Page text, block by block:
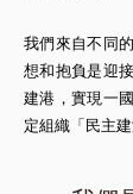
我們來自不同
想和抱負是迎
建港，實現一
定組織「民主